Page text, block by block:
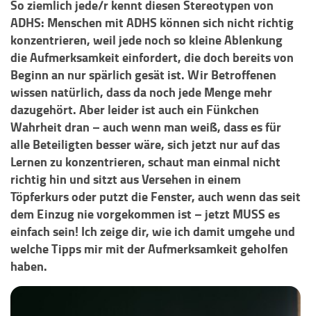
So ziemlich jede/r kennt diesen Stereotypen von
ADHS: Menschen mit ADHS können sich nicht richtig
konzentrieren, weil jede noch so kleine Ablenkung
die Aufmerksamkeit einfordert, die doch bereits von
Beginn an nur spärlich gesät ist. Wir Betroffenen
wissen natürlich, dass da noch jede Menge mehr
dazugehört. Aber leider ist auch ein Fünkchen
Wahrheit dran – auch wenn man weiß, dass es für
alle Beteiligten besser wäre, sich jetzt nur auf das
Lernen zu konzentrieren, schaut man einmal nicht
richtig hin und sitzt aus Versehen in einem
Töpferkurs oder putzt die Fenster, auch wenn das seit
dem Einzug nie vorgekommen ist – jetzt MUSS es
einfach sein! Ich zeige dir, wie ich damit umgehe und
welche Tipps mir mit der Aufmerksamkeit geholfen
haben.